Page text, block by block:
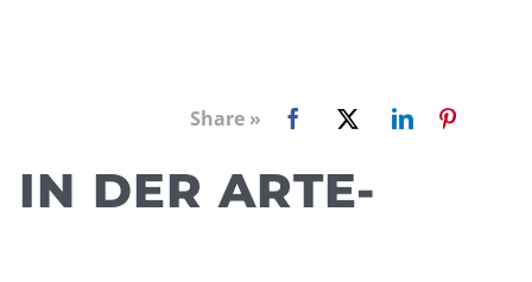
Share »
IN DER ARTE-